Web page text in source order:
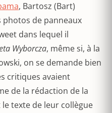
, Bartosz (Bart)
photos de panneaux
dans lequel il
Wyborcza, même si, à la
on se demande bien
critiques avaient
de la rédaction de la
texte de leur collègue